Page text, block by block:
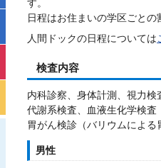
す。
日程はお住まいの学区ごと
人間ドックの日程については
検査内容
内科診察、身体計測、視力
代謝系検査、血液生化学検査
胃がん検診（バリウムによ
男性